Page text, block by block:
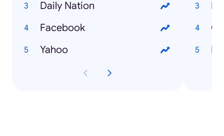
Daily Nation
Facebook
Yahoo